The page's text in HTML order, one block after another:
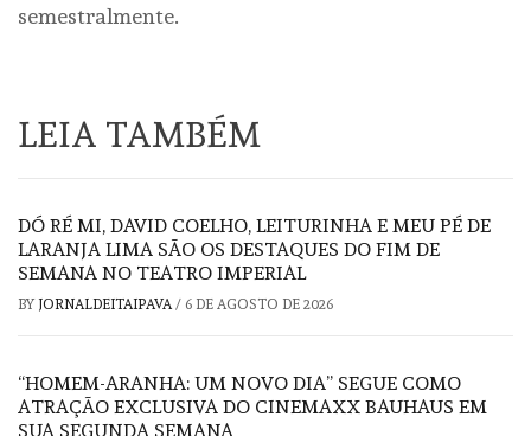
semestralmente.
LEIA TAMBÉM
DÓ RÉ MI, DAVID COELHO, LEITURINHA E MEU PÉ DE
LARANJA LIMA SÃO OS DESTAQUES DO FIM DE
SEMANA NO TEATRO IMPERIAL
BY JORNALDEITAIPAVA/ 6 DE AGOSTO DE 2026
“HOMEM-ARANHA: UM NOVO DIA” SEGUE COMO
ATRAÇÃO EXCLUSIVA DO CINEMAXX BAUHAUS EM
SUA SEGUNDA SEMANA